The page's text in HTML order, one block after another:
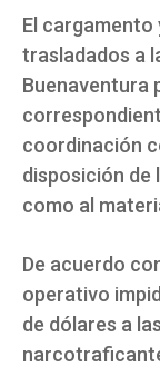
El
trasladados a
Buenaventura
coordinación
disposición de
como al
De acuerdo
operativo
de dólares a